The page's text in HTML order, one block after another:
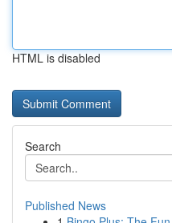
HTML is disabled
Search
Published News